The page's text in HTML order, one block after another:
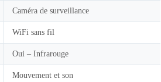
Caméra de surveillance
WiFi sans fil
Oui – Infrarouge
Mouvement et son